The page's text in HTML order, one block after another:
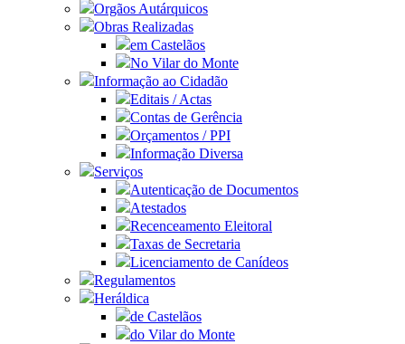
Orgãos Autárquicos
Obras Realizadas
em Castelãos
No Vilar do Monte
Informação ao Cidadão
Editais / Actas
Contas de Gerência
Orçamentos / PPI
Informação Diversa
Serviços
Autenticação de Documentos
Atestados
Recenceamento Eleitoral
Taxas de Secretaria
Licenciamento de Canídeos
Regulamentos
Heráldica
de Castelãos
do Vilar do Monte